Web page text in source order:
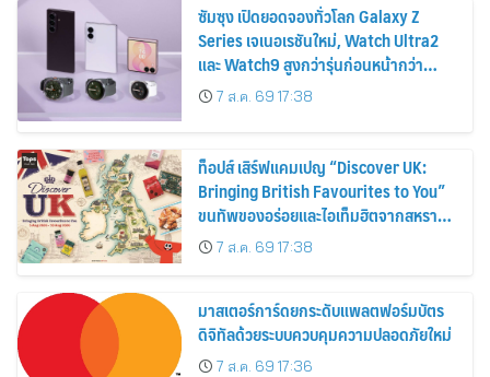
ซัมซุง เปิดยอดจองทั่วโลก Galaxy Z
Series เจเนอเรชันใหม่, Watch Ultra2
และ Watch9 สูงกว่ารุ่นก่อนหน้ากว่า
30%7 ส.ค. 69 17:38
ท็อปส์ เสิร์ฟแคมเปญ “Discover UK:
Bringing British Favourites to You”
ขนทัพของอร่อยและไอเท็มฮิตจากสหราช
อาณาจักร ส่งตรงถึงมือตั้งแต่วันนี้ – 18
สิงหาคมนี้
7 ส.ค. 69 17:38
มาสเตอร์การ์ดยกระดับแพลตฟอร์มบัตร
ดิจิทัลด้วยระบบควบคุมความปลอดภัยใหม่
7 ส.ค. 69 17:36